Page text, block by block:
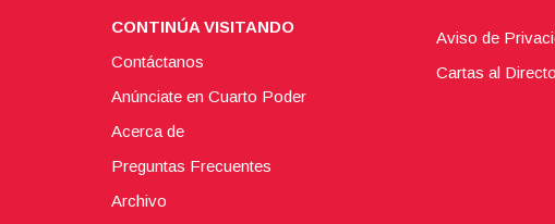
CONTINÚA VISITANDO
Contáctanos
Anúnciate en Cuarto Poder
Acerca de
Preguntas Frecuentes
Archivo
Aviso de
Cartas al